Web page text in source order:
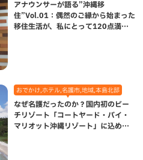
アナウンサーが語る”沖縄移
住”Vol.01：偶然のご縁から始まった
移住生活が、私にとって120点満点
おでかけ,ホテル,名護市,地域,本島北部
なぜ名護だったのか？国内初のビー
チリゾート「コートヤード・バイ・
マリオット沖縄リゾート」に込めら